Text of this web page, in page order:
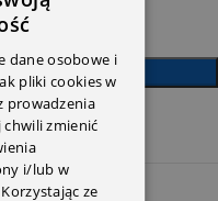
dane osobowe i
pliki cookies w
prowadzenia
zmienić
i/lub w
ze